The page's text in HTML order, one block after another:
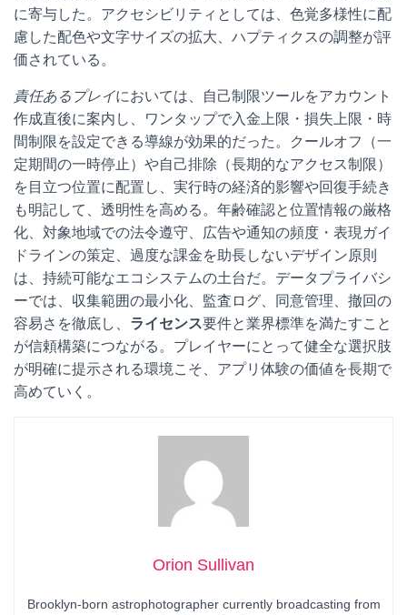
に寄与した。アクセシビリティとしては、色覚多様性に配
慮した配色や文字サイズの拡大、ハプティクスの調整が評
価されている。
責任あるプレイにおいては、自己制限ツールをアカウント
作成直後に案内し、ワンタップで入金上限・損失上限・時
間制限を設定できる導線が効果的だった。クールオフ（一
定期間の一時停止）や自己排除（長期的なアクセス制限）
を目立つ位置に配置し、実行時の経済的影響や回復手続き
も明記して、透明性を高める。年齢確認と位置情報の厳格
化、対象地域での法令遵守、広告や通知の頻度・表現ガイ
ドラインの策定、過度な課金を助長しないデザイン原則
は、持続可能なエコシステムの土台だ。データプライバシ
ーでは、収集範囲の最小化、監査ログ、同意管理、撤回の
容易さを徹底し、 ライセンス要件と業界標準を満たすこと
が信頼構築につながる。プレイヤーにとって健全な選択肢
が明確に提示される環境こそ、アプリ体験の価値を長期で
高めていく。
Orion Sullivan
Brooklyn-born astrophotographer currently broadcasting from